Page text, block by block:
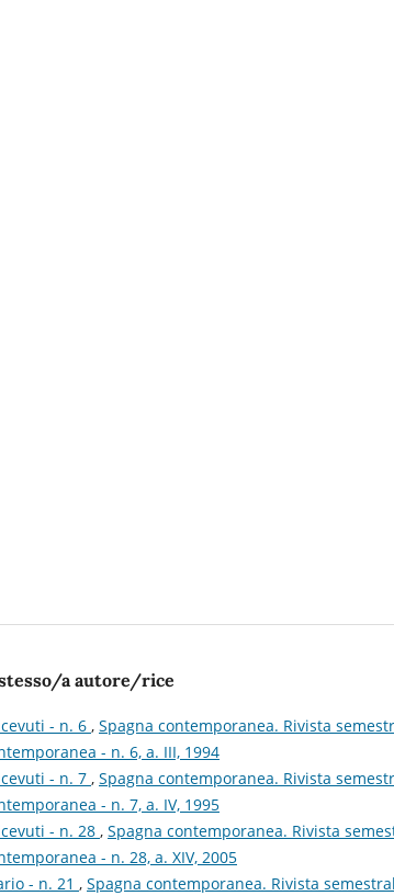
a autore/rice
- n. 6 , Spagna contemporanea. Rivista
- n. 6, a. III, 1994
- n. 7 , Spagna contemporanea. Rivista
- n. 7, a. IV, 1995
- n. 28 , Spagna contemporanea. Rivista
- n. 28, a. XIV, 2005
- n. 21 , Spagna contemporanea. Rivista